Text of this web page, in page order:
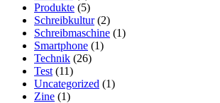
Produkte (5)
Schreibkultur(2)
Schreibmaschine (1)
Smartphone (1)
Technik (26)
Test (11)
Uncategorized (1)
Zine (1)